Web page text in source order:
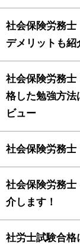
社会保険労務士
デメリットも紹
社会保険労務士
格した勉強方法
ビュー
社会保険労務士
社会保険労務士
介します！
社労士試験合格